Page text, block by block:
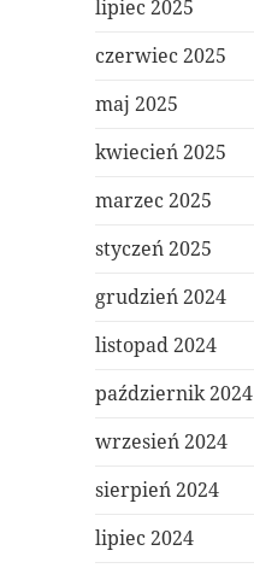
lipiec 2025
czerwiec 2025
maj 2025
kwiecień 2025
marzec 2025
styczeń 2025
grudzień 2024
listopad 2024
październik 2024
wrzesień 2024
sierpień 2024
lipiec 2024